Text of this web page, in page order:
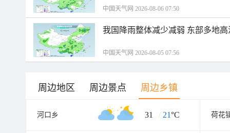
中国天气网 2026-08-06 07:50
我国降雨整体减少减弱 东部多地
中国天气网 2026-08-05 07:56
周边地区 周边景点 周边乡镇
河口乡 31 / 21°C 荷花